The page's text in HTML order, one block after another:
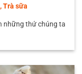
Trà sữa
những thứ chúng ta